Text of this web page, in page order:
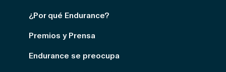
¿Por qué Endurance?
Premios y Prensa
Endurance se preocupa